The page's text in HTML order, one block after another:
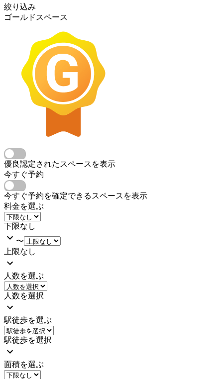
絞り込み
ゴールドスペース
優良認定されたスペースを表示
今すぐ予約
今すぐ予約を確定できるスペースを表示
料金を選ぶ
下限なし
〜
上限なし
人数を選ぶ
人数を選択
駅徒歩を選ぶ
駅徒歩を選択
面積を選ぶ